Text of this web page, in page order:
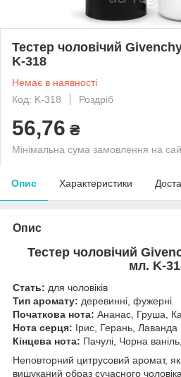
Тестер чоловічий
K-318
Немає в наявності
Код: K-318
Роздріб
56,76 ₴
Мінімальна сума замовлення на
Опис Характеристики
Опис
Тестер чоловічий
мл. K-
Стать: для чоловіків
Тип аромату: деревинні, фужерні
Початкова нота: Ананас, Груша,
Нота серця: Ірис, Герань, Лаванда
Кінцева нота: Пачулі, Чорна
Неповторний цитрусовий аромат,
вишуканий образ сучасного